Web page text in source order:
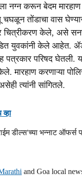
नग्न करून बेदम
चघळून तोंडाचा वास
चित्रीकरण केले, असे
युवकांनी केले आहेत.
पत्रकार परिषद घेतली.
मारहाण करणाऱ्या
त्‍यांनी सांगितले.
डील्स'च्या भन्नाट ऑफर्स
and Goa local